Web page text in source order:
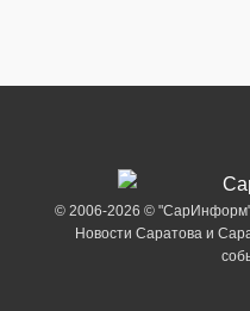
© 2006-2026 ©
Новости Саратова и